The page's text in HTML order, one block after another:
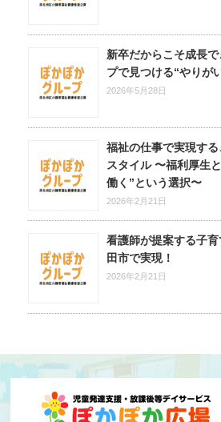
新卒だからこそ成長
プで見つける“やりが
2026年5月28日
福祉の仕事で実現す
スタイル 〜福利厚生
働く”という選択〜
2026年2月21日
看護師が提案する子
田市で実現！
2026年2月21日